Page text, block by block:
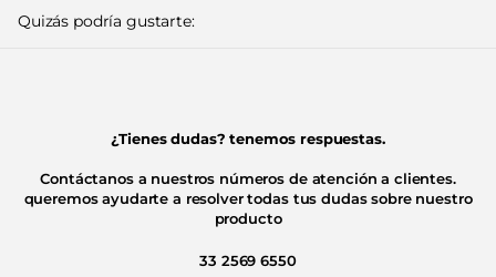
Quizás podría gustarte:
¿Tienes dudas? tenemos respuestas.
Contáctanos a nuestros números de atención a clientes.
queremos ayudarte a resolver todas tus dudas sobre nuestro
producto
33 2569 6550